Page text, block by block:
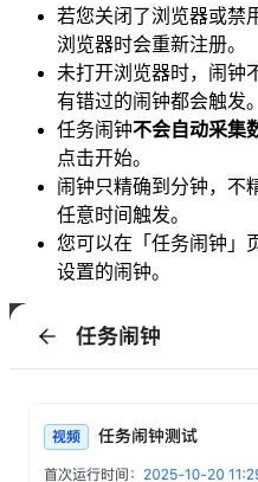
若您关闭了浏览器或禁
浏览器时会重新注册。
未打开浏览器时，闹钟
有错过的闹钟都会触发
任务闹钟不会自动采集
点击开始。
闹钟只精确到分钟，不
任意时间触发。
您可以在「任务闹钟」
设置的闹钟。